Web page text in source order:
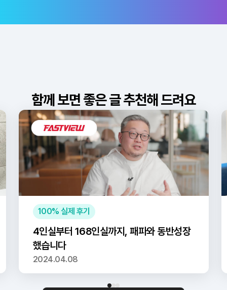
함께 보면 좋은 글 추천해 드려요
100% 실제 후기
4인실부터 168인실까지, 패파와 동반성장
했습니다
2024.04.08